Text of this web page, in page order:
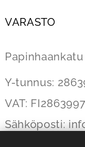
VARASTO
Papinhaankatu
Y-tunnus:
VAT:
Sähköposti: